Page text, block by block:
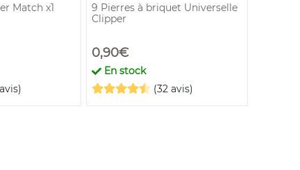
Match x1
9 Pierres à briquet Universelle
Clipper
0,90€
En stock
(32 avis)